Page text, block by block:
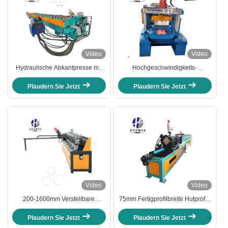
Video
Hydraulische Abkantpresse mit
SPS-Steuerung und 16
Umformstationen für effiziente
Produktion
Plaudern Sie Jetzt
Video
Hochgeschwindigkeits-
automatische Kabeltheaterrolle
ehemalige
Präzisionsformsteuerung PLC
Plaudern Sie Jetzt
Video
200-1600mm Verstellbare
Flanschformmaschine 80×80
Vierkantrohrrahmen und 5-
reihige
Plaudern Sie Jetzt
Video
75mm Fertigprofilbreite Hutprofil-
Rollformmaschine mit
hydraulischem Stopp-zu-Schnitt
und 12 Walzengruppen
Plaudern Sie Jetzt